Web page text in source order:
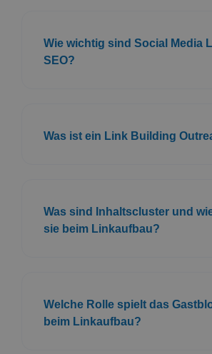
Wie wichtig sind Social Media
SEO?
Was ist ein Link Building
Was sind Inhaltscluster und
sie beim Linkaufbau?
Welche Rolle spielt das
beim Linkaufbau?